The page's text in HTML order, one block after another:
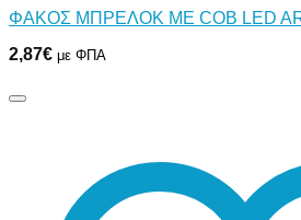
ΦΑΚΟΣ ΜΠΡΕΛΟΚ ΜΕ COB LED
2,87€ με ΦΠΑ